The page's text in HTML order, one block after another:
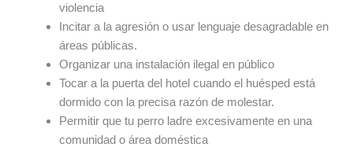
violencia
Incitar a la agresión o usar lenguaje desagradable en
áreas públicas.
Organizar una instalación ilegal en público
Tocar a la puerta del hotel cuando el huésped está
dormido con la precisa razón de molestar.
Permitir que tu perro ladre excesivamente en una
comunidad o área doméstica